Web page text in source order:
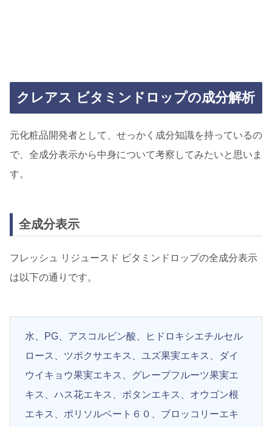
クレアス ビタミンドロップの成分解析
元化粧品開発者として、せっかく成分知識を持っているの
で、全成分表示から中身について考察してみたいと思いま
す。
全成分表示
フレッシュ リジュースド ビタミンドロップの全成分表示
は以下の通りです。
水、PG、アスコルビン酸、ヒドロキシエチルセル
ロース、ツボクサエキス、ユズ果実エキス、ダイ
ウイキョウ果実エキス、グレープフルーツ果実エ
キス、ハス花エキス、ボタンエキス、オウゴン根
エキス、ポリソルベート６０、ブロッコリーエキ